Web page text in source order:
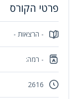
פרטי הקורס
- הרצאות -
- רמה:
2616